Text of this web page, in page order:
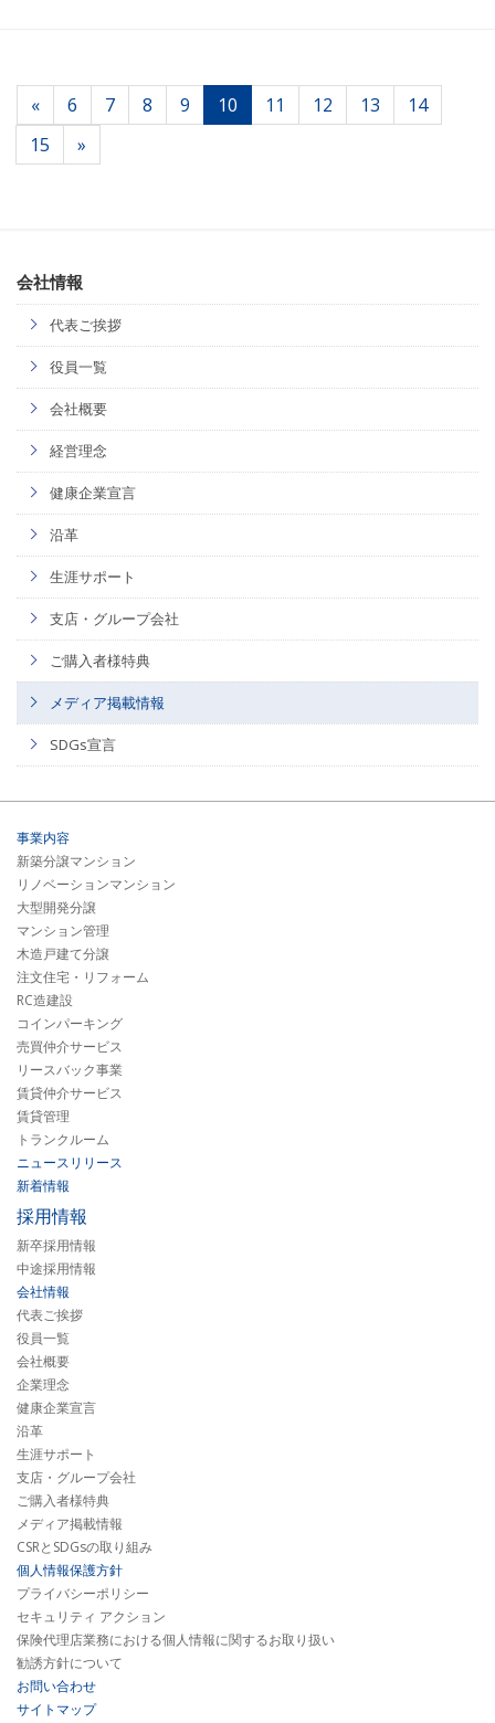
« 6 7 8 9 10 11 12 13
14
15
»
会社情報
代表ご挨拶
役員一覧
会社概要
経営理念
健康企業宣言
沿革
生涯サポート
支店・グループ会社
ご購入者様特典
メディア掲載情報
SDGs宣言
事業内容
新築分譲マンション
リノベーションマンション
大型開発分譲
マンション管理
木造戸建て分譲
注文住宅・リフォーム
RC造建設
コインパーキング
売買仲介サービス
リースバック事業
賃貸仲介サービス
賃貸管理
トランクルーム
ニュースリリース
新着情報
採用情報
新卒採用情報
中途採用情報
会社情報
代表ご挨拶
役員一覧
会社概要
企業理念
健康企業宣言
沿革
生涯サポート
支店・グループ会社
ご購入者様特典
メディア掲載情報
CSRとSDGsの取り組み
個人情報保護方針
プライバシーポリシー
セキュリティ アクション
保険代理店業務における個人情報に関するお取り扱い
勧誘方針について
お問い合わせ
サイトマップ